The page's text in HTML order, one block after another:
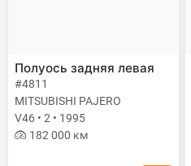
Полуось задняя левая
#4811
MITSUBISHI PAJERO
V46 • 2 • 1995
182 000 км